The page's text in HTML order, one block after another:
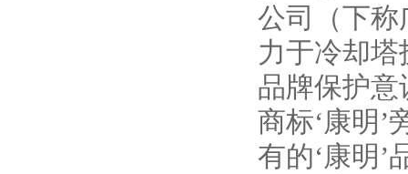
公司（下称
力于冷却
品牌保护
商标‘康明
有的‘康明